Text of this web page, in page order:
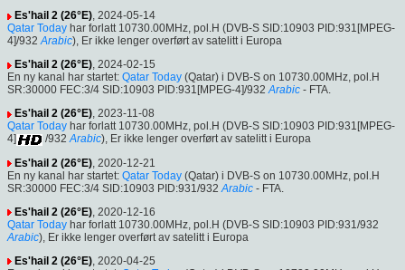
Es'hail 2 (26°E), 2024-05-14
Qatar Today har forlatt 10730.00MHz, pol.H (DVB-S SID:10903 PID:931[MPEG-
4]/932 Arabic), Er ikke lenger overført av satelitt i Europa
Es'hail 2 (26°E), 2024-02-15
En ny kanal har startet: Qatar Today (Qatar) i DVB-S on 10730.00MHz, pol.H
SR:30000 FEC:3/4 SID:10903 PID:931[MPEG-4]/932 Arabic - FTA.
Es'hail 2 (26°E), 2023-11-08
Qatar Today har forlatt 10730.00MHz, pol.H (DVB-S SID:10903 PID:931[MPEG-
4]
/932 Arabic), Er ikke lenger overført av satelitt i Europa
Es'hail 2 (26°E) , 2020-12-21
En ny kanal har startet: Qatar Today (Qatar) i DVB-S on 10730.00MHz, pol.H
SR:30000 FEC:3/4 SID:10903 PID:931/932 Arabic - FTA.
Es'hail 2 (26°E) , 2020-12-16
Qatar Today har forlatt 10730.00MHz, pol.H (DVB-S SID:10903 PID:931/932
Arabic), Er ikke lenger overført av satelitt i Europa
Es'hail 2 (26°E) , 2020-04-25